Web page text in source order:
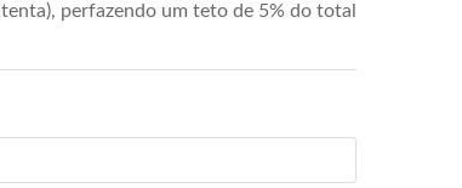
perfazendo um teto de 5% do total